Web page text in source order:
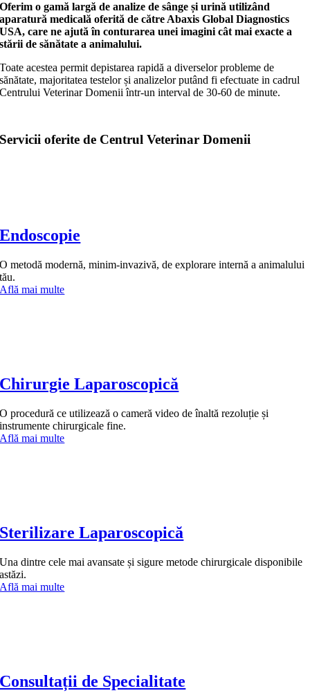
Oferim o gamă largă de analize de sânge și urină utilizând
aparatură medicală oferită de către Abaxis Global Diagnostics
USA, care ne ajută în conturarea unei imagini cât mai exacte a
stării de sănătate a animalului.
Toate acestea permit depistarea rapidă a diverselor probleme de
sănătate, majoritatea testelor și analizelor putând fi efectuate in cadrul
Centrului Veterinar Domenii într-un interval de 30-60 de minute.
Servicii oferite de Centrul Veterinar Domenii
Endoscopie
O metodă modernă, minim-invazivă, de explorare internă a animalului
tău.
Află mai multe
Chirurgie Laparoscopică
O procedură ce utilizează o cameră video de înaltă rezoluție și
instrumente chirurgicale fine.
Află mai multe
Sterilizare Laparoscopică
Una dintre cele mai avansate și sigure metode chirurgicale disponibile
astăzi.
Află mai multe
Consultații de Specialitate